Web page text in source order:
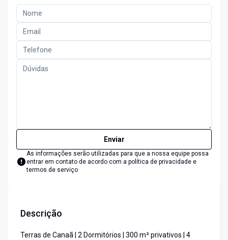
Enviar
As informações serão utilizadas para que a nossa equipe possa
entrar em contato de acordo com a política de privacidade e
termos de serviço
Descrição
Terras de Canaã | 2 Dormitórios | 300 m² privativos | 4